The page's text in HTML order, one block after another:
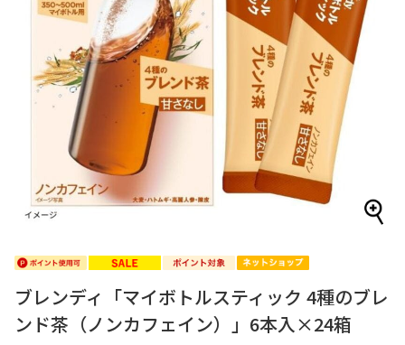
ブレンディ「マイボトルスティック 4種のブレ
ンド茶（ノンカフェイン）」6本入×24箱